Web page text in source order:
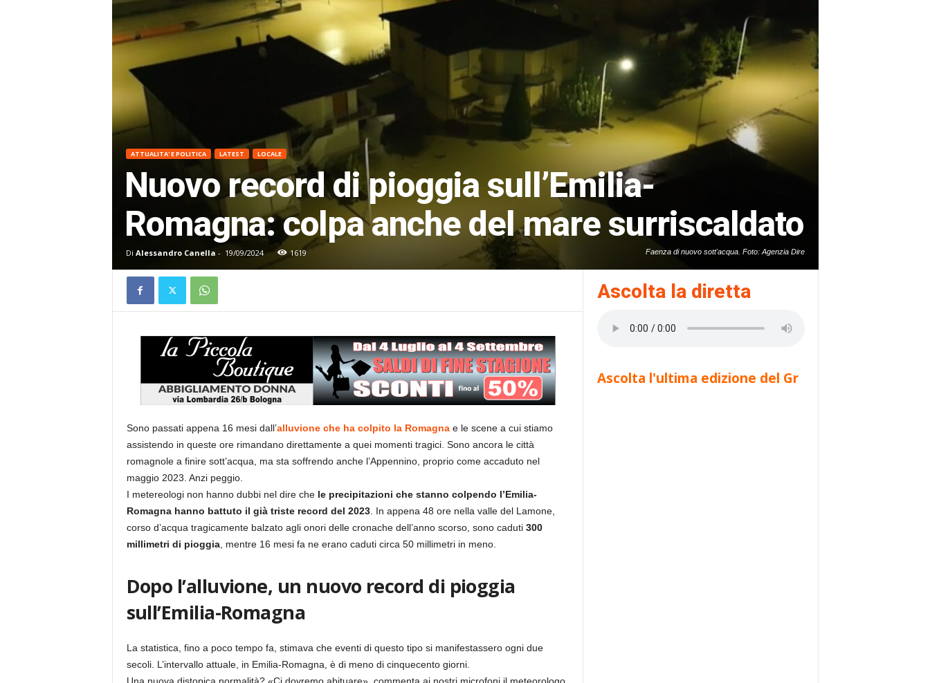
Faenza di nuovo sott'acqua. Foto: Agenzia Dire
ATTUALITA' E POLITICA LATEST LOCALE
Nuovo record di pioggia sull’Emilia-
Romagna: colpa anche del mare surriscaldato
Di Alessandro Canella - 19/09/2024 1619
Sono passati appena 16 mesi dall’alluvione che ha colpito la Romagnae le scene a cui stiamo
assistendo in queste ore rimandano direttamente a quei momenti tragici. Sono ancora le città
romagnole a finire sott’acqua, ma sta soffrendo anche l’Appennino, proprio come accaduto nel
maggio 2023. Anzi peggio.
I metereologi non hanno dubbi nel dire che le precipitazioni che stanno colpendo l’Emilia-
Romagna hanno battuto il già triste record del 2023. In appena 48 ore nella valle del Lamone,
corso d’acqua tragicamente balzato agli onori delle cronache dell’anno scorso, sono caduti 300
millimetri di pioggia, mentre 16 mesi fa ne erano caduti circa 50 millimetri in meno.
Dopo l’alluvione, un nuovo record di pioggia
sull’Emilia-Romagna
La statistica, fino a poco tempo fa, stimava che eventi di questo tipo si manifestassero ogni due
secoli. L’intervallo attuale, in Emilia-Romagna, è di meno di cinquecento giorni.
Ascolta la diretta
Ascolta l'ultima edizione del Gr